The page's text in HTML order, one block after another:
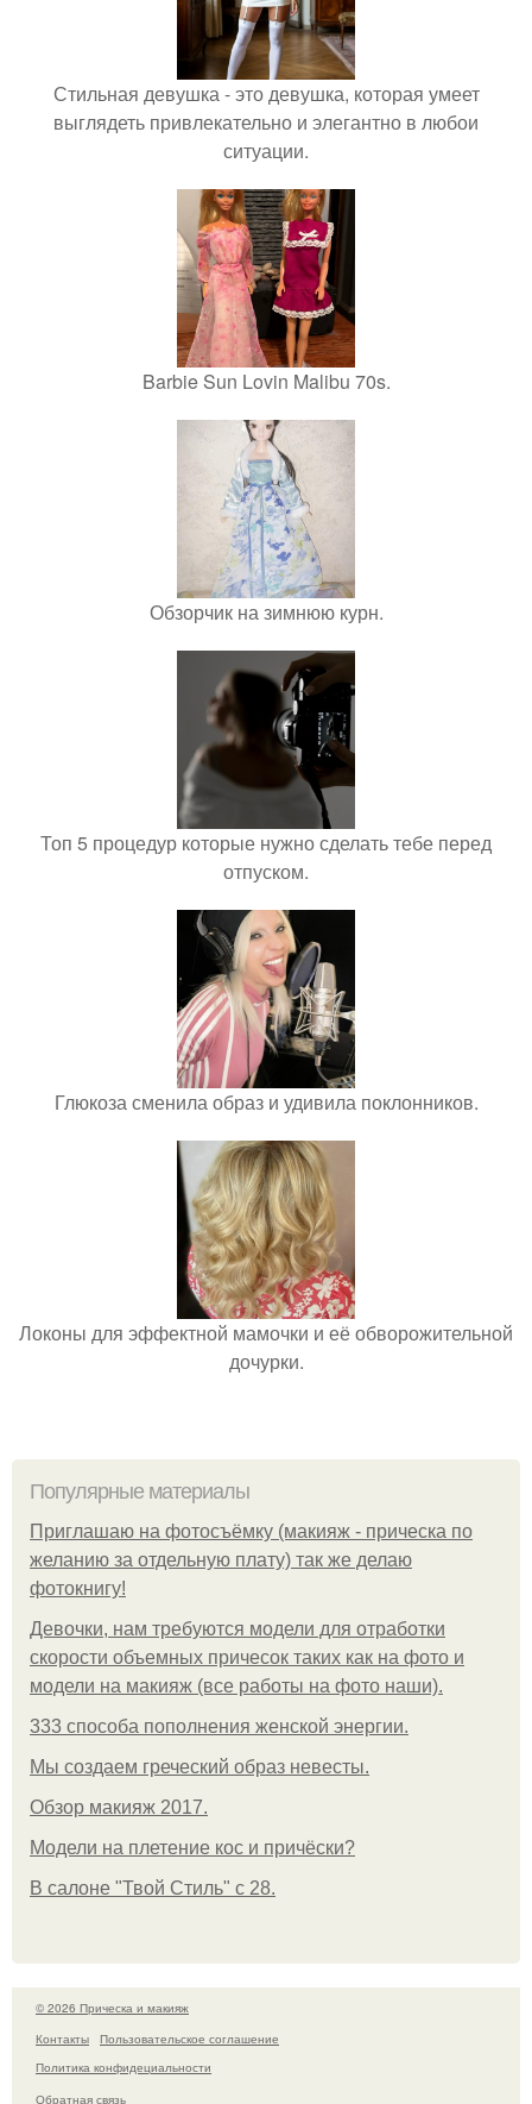
Стильная девушка - это девушка, которая умеет
выглядеть привлекательно и элегантно в любои
ситуации.
Barbie Sun Lovin Malibu 70s.
Обзорчик на зимнюю курн.
Топ 5 процедур которые нужно сделать тебе перед
отпуском.
Глюкоза сменила образ и удивила поклонников.
Локоны для эффектной мамочки и её обворожительной
дочурки.
Популярные материалы
Приглашаю на фотосъёмку (макияж - прическа по
желанию за отдельную плату) так же делаю
фотокнигу!
Девочки, нам требуются модели для отработки
скорости объемных причесок таких как на фото и
модели на макияж (все работы на фото наши).
333 способа пополнения женской энергии.
Мы создаем греческий образ невесты.
Обзор макияж 2017.
Модели на плетение кос и причёски?
В салоне "Твой Стиль" с 28.
© 2026 Прическа и макияж
Контакты
Пользовательское соглашение
Политика конфидециальности
Обратная связь